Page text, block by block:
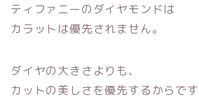
ティファニーのダイヤモンドは
カラットは優先されません。
ダイヤの大きさよりも、
カットの美しさを優先するからです